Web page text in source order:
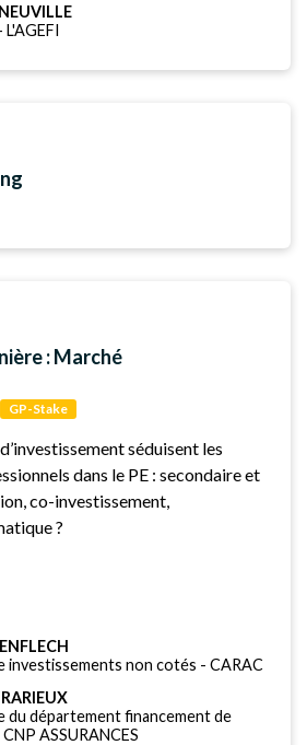
L'AGEFI
: Marché
GP-Stake
séduisent les
dans le PE : secondaire et
co-investissement,
?
investissements non cotés - CARAC
du département financement de
CNP ASSURANCES